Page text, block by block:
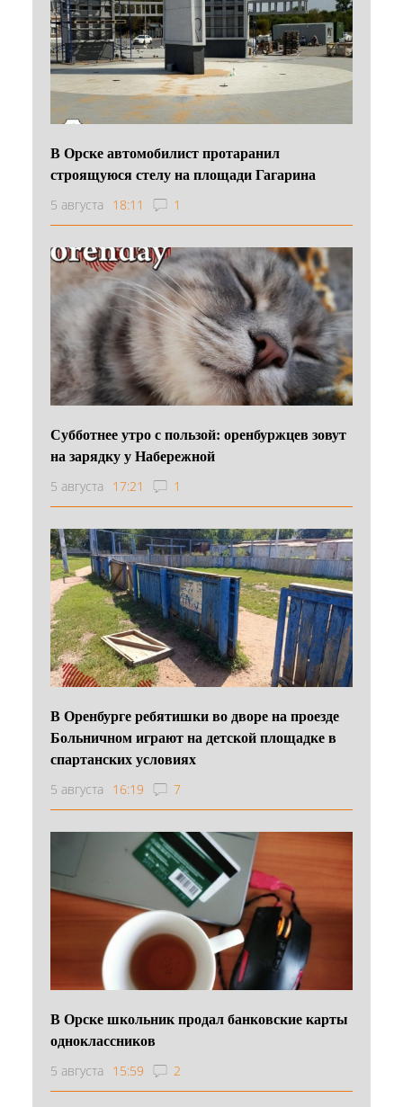
В Орске автомобилист протаранил
строящуюся стелу на площади Гагарина
5 августа 18:11 1
Субботнее утро с пользой: оренбуржцев зовут
на зарядку у Набережной
5 августа 17:21 1
В Оренбурге ребятишки во дворе на проезде
Больничном играют на детской площадке в
спартанских условиях
5 августа 16:19 7
В Орске школьник продал банковские карты
одноклассников
5 августа 15:59 2